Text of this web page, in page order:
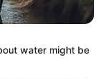
water might be